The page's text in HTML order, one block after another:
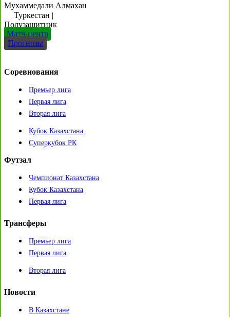
Мухаммедали Алмахан
Туркестан |
Полузащитник
Матч-центр
Прогнозы
Соревнования
Премьер лига
Первая лига
Вторая лига
Кубок Казахстана
Суперкубок РК
Футзал
Чемпионат Казахстана
Кубок Казахстана
Первая лига
Трансферы
Премьер лига
Первая лига
Вторая лига
Новости
В Казахстане